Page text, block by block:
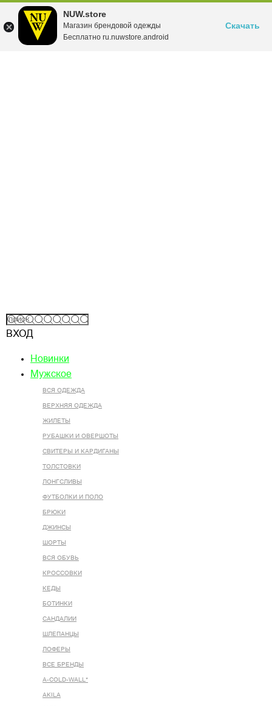
NUW.store
Магазин брендовой одежды
Бесплатно ru.nuwstore.android
Скачать
ВХОД
Новинки
Мужское
ВСЯ ОДЕЖДА
ВЕРХНЯЯ ОДЕЖДА
ЖИЛЕТЫ
РУБАШКИ И ОВЕРШОТЫ
СВИТЕРЫ И КАРДИГАНЫ
ТОЛСТОВКИ
ЛОНГСЛИВЫ
ФУТБОЛКИ И ПОЛО
БРЮКИ
ДЖИНСЫ
ШОРТЫ
ВСЯ ОБУВЬ
КРОССОВКИ
КЕДЫ
БОТИНКИ
САНДАЛИИ
ШЛЕПАНЦЫ
ЛОФЕРЫ
ВСЕ БРЕНДЫ
A-COLD-WALL*
AKILA